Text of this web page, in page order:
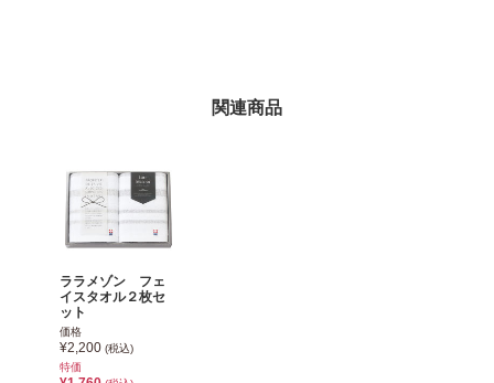
関連商品
ララメゾン フェ
イスタオル２枚セ
ット
価格
¥2,200 (税込)
特価